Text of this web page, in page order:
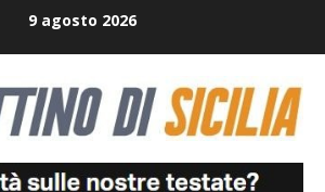
9 agosto 2026